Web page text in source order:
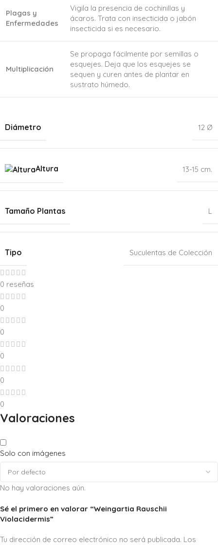
Plagas y
Enfermedades
Vigila la presencia de cochinillas y
ácaros. Trata con insecticida o jabón
insecticida si es necesario.
Multiplicación
Se propaga fácilmente por semillas o
esquejes. Deja que los esquejes se
sequen y curen antes de plantar en
sustrato húmedo.
Diámetro 12 Ø
Altura 13-15 cm.
Tamaño Plantas L
Tipo Suculentas de Colección
0 reseñas
0
0
0
0
0
Valoraciones
Solo con imágenes
No hay valoraciones aún.
Sé el primero en valorar “Weingartia Rauschii
Violacidermis”
Tu dirección de correo electrónico no será publicada. Los